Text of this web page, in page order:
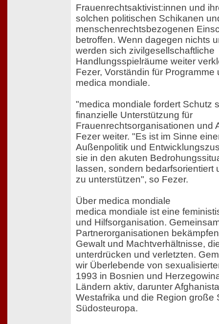
Frauenrechtsaktivist:innen und
solchen politischen Schikanen
menschenrechtsbezogenen
betroffen. Wenn dagegen nichts
werden sich zivilgesellschaftliche
Handlungsspielräume weiter
Fezer, Vorständin für Programme
medica mondiale.
"medica mondiale fordert Schutz
finanzielle Unterstützung für
Frauenrechtsorganisationen und
Fezer weiter. "Es ist im Sinne
Außenpolitik und
sie in den akuten
lassen, sondern bedarfsorientiert
zu unterstützen", so Fezer.
Über medica mondiale
medica mondiale ist eine
und Hilfsorganisation.
Partnerorganisationen
Gewalt und Machtverhältnisse,
unterdrücken und verletzten.
wir Überlebende von
1993 in Bosnien und
Ländern aktiv, darunter
Westafrika und die Region große
Südosteuropa.